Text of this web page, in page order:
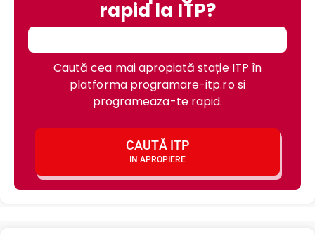
rapid la ITP?
Caută cea mai apropiată stație ITP în
platforma programare-itp.ro si
programeaza-te rapid.
CAUTĂ ITP
IN APROPIERE